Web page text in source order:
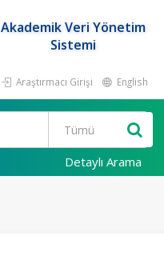
Akademik Veri Yönetim
Sistemi
Araştırmacı Girişi English
Detaylı Arama